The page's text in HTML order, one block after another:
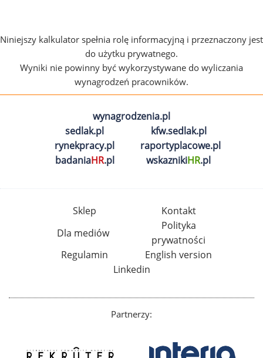
Niniejszy kalkulator spełnia rolę informacyjną i przeznaczony jest
do użytku prywatnego.
Wyniki nie powinny być wykorzystywane do wyliczania
wynagrodzeń pracowników.
wynagrodzenia.pl
sedlak.pl
kfw.sedlak.pl
rynekpracy.pl
raportyplacowe.pl
badaniaHR.pl wskaznikiHR.pl
Sklep
Kontakt
Dla mediów
Polityka
prywatności
Regulamin
English version
Linkedin
Partnerzy: